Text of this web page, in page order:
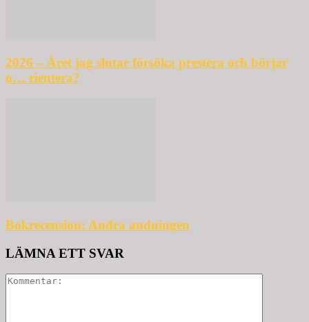
2026 – Året jag slutar försöka prestera och börjar
o… rientera?
Bokrecension: Andra andningen
LÄMNA ETT SVAR